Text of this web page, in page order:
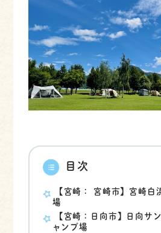
目次
【宮崎： 宮崎市】宮崎白
場
【宮崎：日向市】日向サ
ャンプ場